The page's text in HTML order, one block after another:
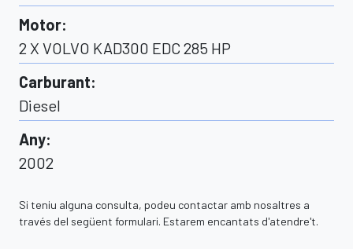
Motor:
2 X VOLVO KAD300 EDC 285 HP
Carburant:
Diesel
Any:
2002
Si teniu alguna consulta, podeu contactar amb nosaltres a
través del següent formulari. Estarem encantats d'atendre't.